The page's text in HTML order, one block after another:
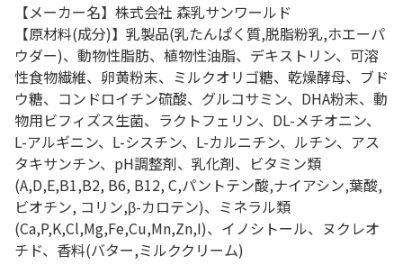
【メーカー名】株式会社 森乳サンワールド
【原材料(成分)】乳製品(乳たんぱく質,脱脂粉乳,ホエーパ
ウダー)、動物性脂肪、植物性油脂、デキストリン、可溶
性食物繊維、卵黄粉末、ミルクオリゴ糖、乾燥酵母、ブド
ウ糖、コンドロイチン硫酸、グルコサミン、DHA粉末、動
物用ビフィズス生菌、ラクトフェリン、DL-メチオニン、
L-アルギニン、L-シスチン、L-カルニチン、ルチン、アス
タキサンチン、pH調整剤、乳化剤、ビタミン類
(A,D,E,B1,B2, B6, B12, C,パントテン酸,ナイアシン,葉酸,
ビオチン, コリン,β-カロテン)、ミネラル類
(Ca,P,K,Cl,Mg,Fe,Cu,Mn,Zn,I)、イノシトール、ヌクレオ
チド、香料(バター,ミルククリーム)